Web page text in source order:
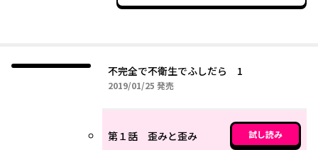
不完全で不衛生でふしだら 1
2019/01/25 2019年01月25日
発売
第１話 歪みと歪み 試し読み